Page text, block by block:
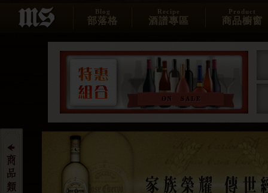
Blog
部落格
Recipe
酒譜專區
Product
商品櫥窗